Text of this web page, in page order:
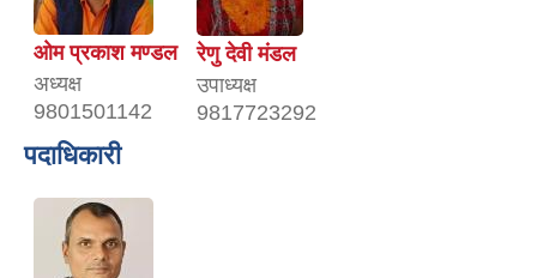
ओम प्रकाश मण्डल
अध्यक्ष
9801501142
रेणु देवी मंडल
उपाध्यक्ष
9817723292
पदाधिकारी